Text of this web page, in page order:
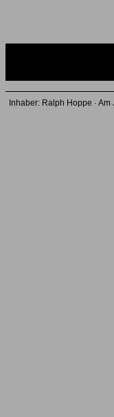
Inhaber: Ralph Hoppe ·